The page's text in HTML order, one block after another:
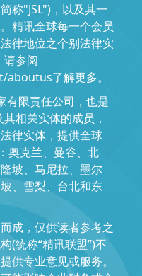
称"JSL")，以及其一
精讯全球每一个会员
律地位之个别法律实
请参阅
了解更多。
有限责任公司，也是
相关实体的成员，
律实体，提供全球
奥克兰、曼谷、北
坡、马尼拉、墨尔
、雪梨、台北和东
成，仅供读者参考之
(统称“精讯联盟”)不
供专业意见或服务。